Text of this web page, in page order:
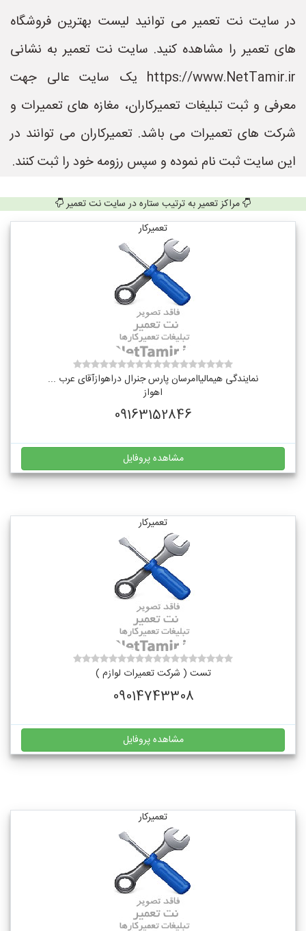
در سایت نت تعمیر می توانید لیست بهترین فروشگاه
های تعمیر را مشاهده کنید. سایت نت تعمیر به نشانی
https://www.NetTamir.ir یک سایت عالی جهت
معرفی و ثبت تبلیغات تعمیرکاران، مغازه های تعمیرات و
شرکت های تعمیرات می باشد. تعمیرکاران می توانند در
این سایت ثبت نام نموده و سپس رزومه خود را ثبت کنند.
مراکز تعمیر به ترتیب ستاره در سایت نت تعمیر
تعمیرکار
نمایندگی هیمالیاامرسان پارس جنرال دراهوازآقای عرب ...
اهواز
09163152846
مشاهده پروفایل
تعمیرکار
تست ( شرکت تعمیرات لوازم )
09014743308
مشاهده پروفایل
تعمیرکار